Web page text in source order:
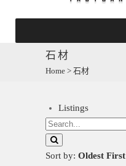
石材
Home > 石材
Listings
Sort by: Oldest First